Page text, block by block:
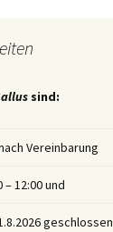
sind:
Vereinbarung
– 12:00 und
geschlossen